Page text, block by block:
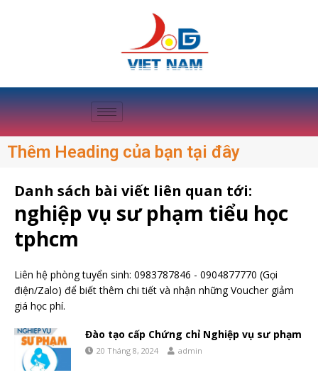
Thêm Heading của bạn tại đây
Danh sách bài viết liên quan tới:
nghiệp vụ sư phạm tiểu học
tphcm
Liên hệ phòng tuyển sinh: 0983787846 - 0904877770 (Gọi
điện/Zalo) để biết thêm chi tiết và nhận những Voucher giảm
giá học phí.
Đào tạo cấp Chứng chỉ Nghiệp vụ sư phạm
20 Tháng 8, 2024 admin